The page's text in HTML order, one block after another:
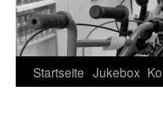
Startseite Jukebox